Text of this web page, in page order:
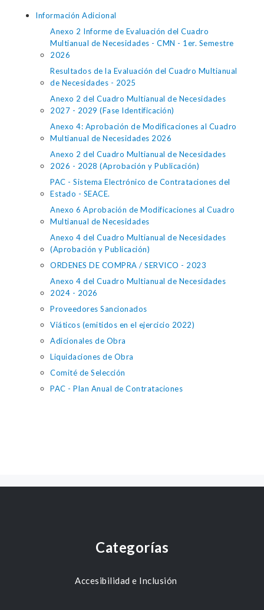
Información Adicional
Anexo 2 Informe de Evaluación del Cuadro
Multianual de Necesidades - CMN - 1er. Semestre
2026
Resultados de la Evaluación del Cuadro Multianual
de Necesidades - 2025
Anexo 2 del Cuadro Multianual de Necesidades
2027 - 2029 (Fase Identificación)
Anexo 4: Aprobación de Modificaciones al Cuadro
Multianual de Necesidades 2026
Anexo 2 del Cuadro Multianual de Necesidades
2026 - 2028 (Aprobación y Publicación)
PAC - Sistema Electrónico de Contrataciones del
Estado - SEACE.
Anexo 6 Aprobación de Modificaciones al Cuadro
Multianual de Necesidades
Anexo 4 del Cuadro Multianual de Necesidades
(Aprobación y Publicación)
ORDENES DE COMPRA / SERVICO - 2023
Anexo 4 del Cuadro Multianual de Necesidades
2024 - 2026
Proveedores Sancionados
Viáticos (emitidos en el ejercicio 2022)
Adicionales de Obra
Liquidaciones de Obra
Comité de Selección
PAC - Plan Anual de Contrataciones
Categorías
Accesibilidad e Inclusión